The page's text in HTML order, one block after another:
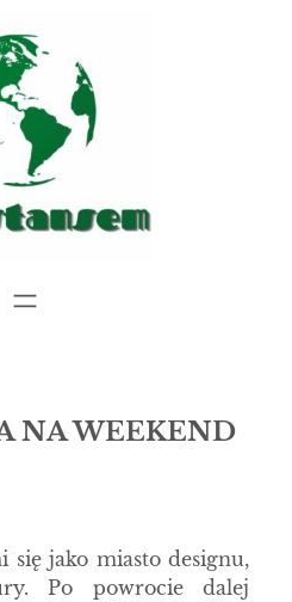
NA WEEKEND
się jako miasto designu,
Po powrocie dalej